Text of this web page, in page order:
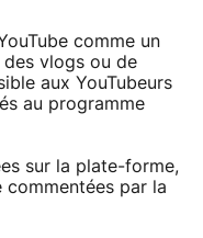
comme un
vlogs ou de
aux YouTubeurs
au programme
sur la plate-forme,
commentées par la